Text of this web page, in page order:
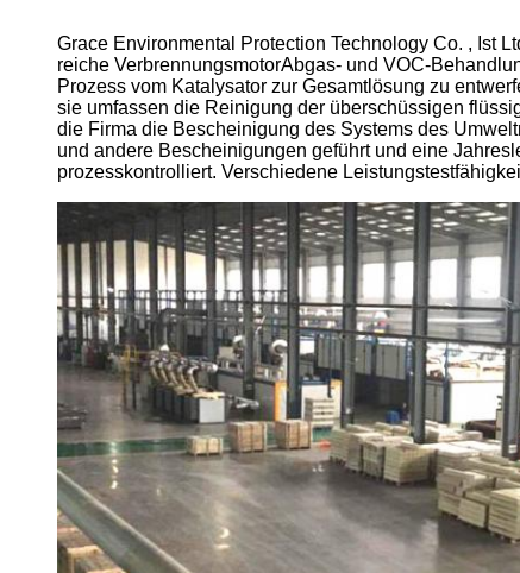
Grace Environmental Protection Technology Co. , Ist
reiche VerbrennungsmotorAbgas- und VOC-
Prozess vom Katalysator zur Gesamtlösung zu
sie umfassen die Reinigung der überschüssigen
die Firma die Bescheinigung des Systems des
und andere Bescheinigungen geführt und eine
prozesskontrolliert. Verschiedene